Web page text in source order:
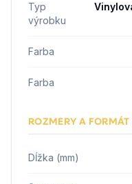
Typ
výrobku
Farba
Farba
ROZMERY A FORMÁT
Dĺžka (mm)